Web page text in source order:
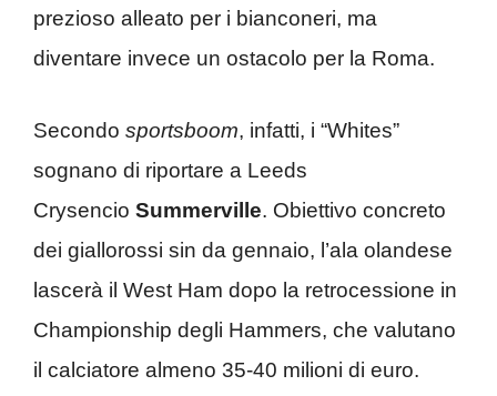
prezioso alleato per i bianconeri, ma
diventare invece un ostacolo per la Roma.
Secondo sportsboom, infatti, i “Whites”
sognano di riportare a Leeds
Crysencio Summerville. Obiettivo concreto
dei giallorossi sin da gennaio, l’ala olandese
lascerà il West Ham dopo la retrocessione in
Championship degli Hammers, che valutano
il calciatore almeno 35-40 milioni di euro.